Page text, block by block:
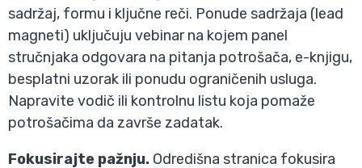
sadržaj, formu i ključne reči. Ponude sadržaja (lead
magneti) uključuju vebinar na kojem panel
stručnjaka odgovara na pitanja potrošača, e-knjigu,
besplatni uzorak ili ponudu ograničenih usluga.
Napravite vodič ili kontrolnu listu koja pomaže
potrošačima da završe zadatak.
Fokusirajte pažnju. Odredišna stranica fokusira